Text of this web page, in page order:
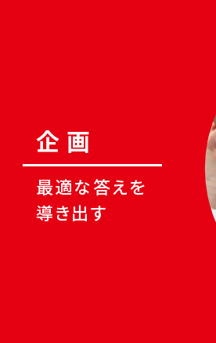
企画
最適な答えを
導き出す